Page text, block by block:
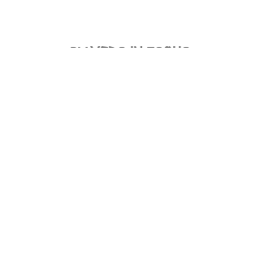
PLAYERS IN FOCUS